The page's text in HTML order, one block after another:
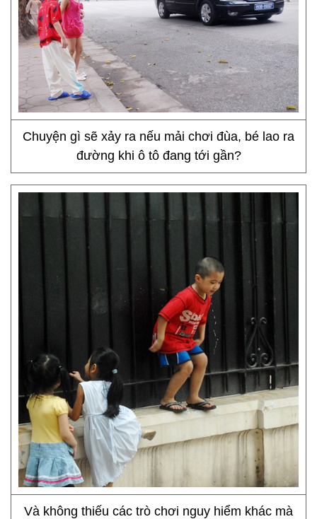
Chuyện gì sẽ xảy ra nếu mải chơi đùa, bé lao ra
đường khi ô tô đang tới gần?
Và không thiếu các trò chơi nguy hiểm khác mà